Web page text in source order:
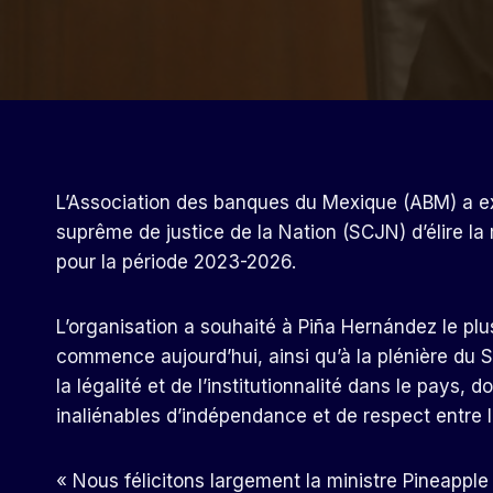
L’Association des banques du Mexique (ABM)
suprême de justice de la Nation (SCJN) d’élire
pour la période 2023-2026.
L’organisation a souhaité à Piña Hernández le
commence aujourd’hui, ainsi qu’à la plénière
la légalité et de l’institutionnalité dans le pays,
inaliénables d’indépendance et de respect entre
« Nous félicitons largement la ministre